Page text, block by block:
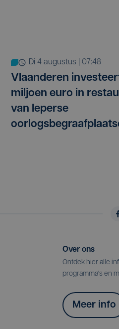
di 4 augustus | 07:48
Vlaanderen
miljoen euro in
van Ieperse
Over ons
Ontdek hier alle
programma's en
Meer info